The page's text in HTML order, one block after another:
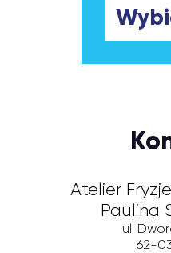
Atelier
Paulina
ul.
62-